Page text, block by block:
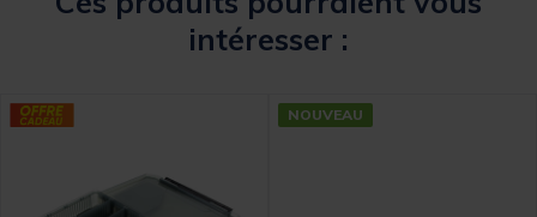
intéresser :
NOUVEAU